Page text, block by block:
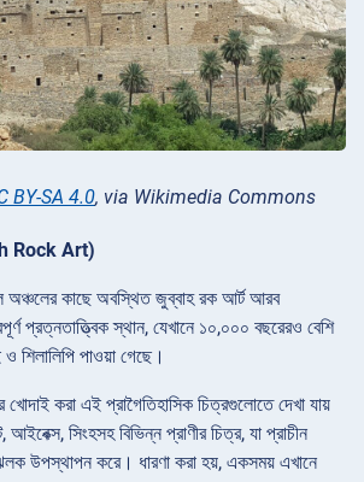
BY-SA 4.0, via Wikimedia Commons
Rock Art)
কাছে অবস্থিত জুব্বাহ রক আর্ট আরব
প্রত্নতাত্ত্বিক স্থান, যেখানে ১০,০০০ বছরেরও বেশি
শিলালিপি পাওয়া গেছে।
খোদাই করা এই প্রাগৈতিহাসিক চিত্রগুলোতে দেখা যায়
আইবেক্স, সিংহসহ বিভিন্ন প্রাণীর চিত্র, যা প্রাচীন
উপস্থাপন করে। ধারণা করা হয়, একসময় এখানে